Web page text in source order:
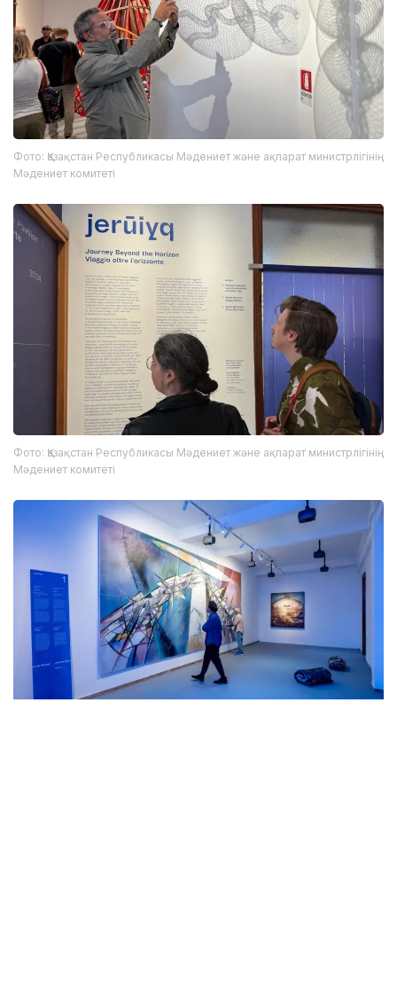
Фото: Қазақстан Республикасы Мәдениет және ақпарат министрлігінің
Мәдениет комитеті
Фото: Қазақстан Республикасы Мәдениет және ақпарат министрлігінің
Мәдениет комитеті